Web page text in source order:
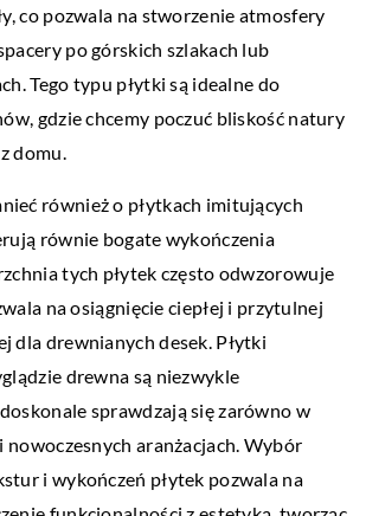
co pozwala na stworzenie atmosfery
po górskich szlakach lub
Tego typu płytki są idealne do
gdzie chcemy poczuć bliskość natury
domu.
również o płytkach imitujących
równie bogate wykończenia
tych płytek często odwzorowuje
na osiągnięcie ciepłej i przytulnej
dla drewnianych desek. Płytki
drewna są niezwykle
sprawdzają się zarówno w
aranżacjach. Wybór
i wykończeń płytek pozwala na